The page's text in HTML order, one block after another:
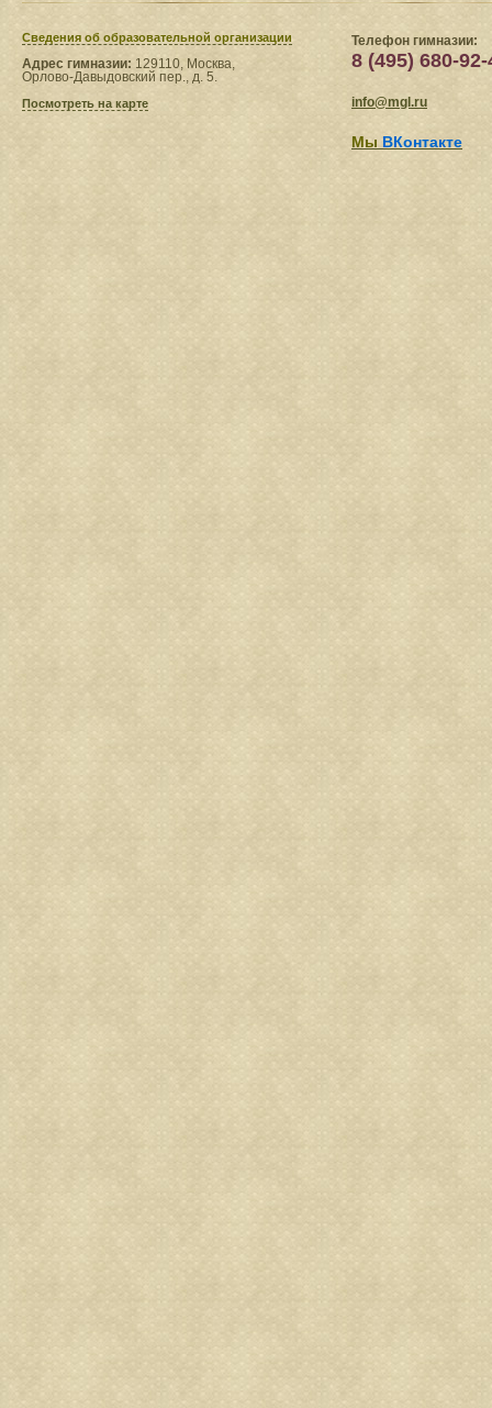
Сведения​ об образовательной организации
Адрес гимназии: 129110, Москва,
Орлово-Давыдовский пер., д. 5.
Посмотреть на карте
Телефон гимназии:
8 (495) 680-92-
info@mgl.ru
Мы ВКонтакте